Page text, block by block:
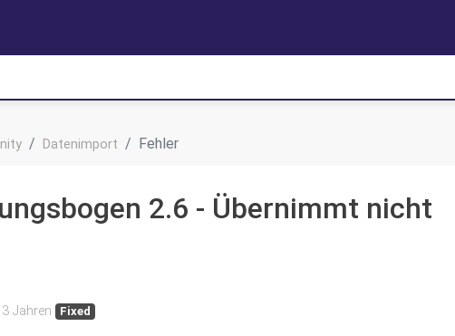
Datenimport Fehler
2.6 - Übernimmt nicht
Jahren Fixed